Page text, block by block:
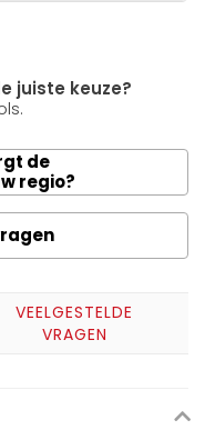
juiste keuze?
de
regio?
VEELGESTELDE
VRAGEN